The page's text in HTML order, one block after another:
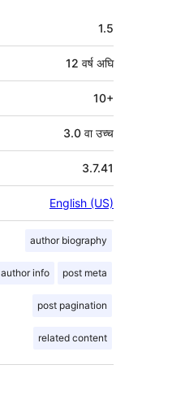
1.5
12 वर्ष अघि
10+
3.0 वा उच्च
3.7.41
English (US)
author biography
author info post meta
post pagination
related content